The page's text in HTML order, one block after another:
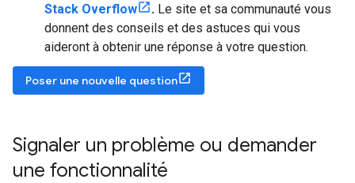
Stack Overflow
. Le site et sa communauté vous
donnent des conseils et des astuces qui vous
aideront à obtenir une réponse à votre question.
Poser une nouvelle question
Signaler un problème ou demander
une fonctionnalité